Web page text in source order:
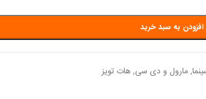
افزودن به سبد خرید
,مارول و دی سی,هات تویز